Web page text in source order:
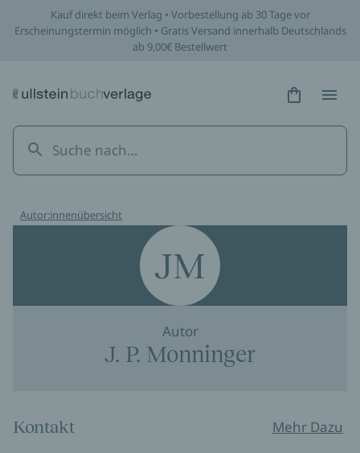
Kauf direkt beim Verlag • Vorbestellung ab 30 Tage vor
Erscheinungstermin möglich • Gratis Versand innerhalb Deutschlands
ab 9,00€ Bestellwert
Hidden
Autor:innenübersicht
JM
Autor
J. P. Monninger
Kontakt Mehr Dazu